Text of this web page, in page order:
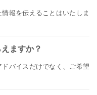
報を伝えることはいたしま
ますか？
バイスだけでなく、ご希望